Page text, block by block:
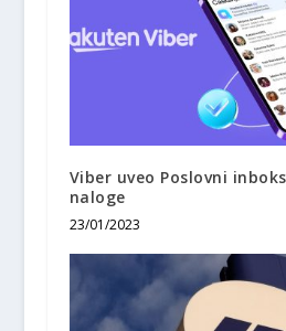
Viber uveo Poslovni
naloge
23/01/2023